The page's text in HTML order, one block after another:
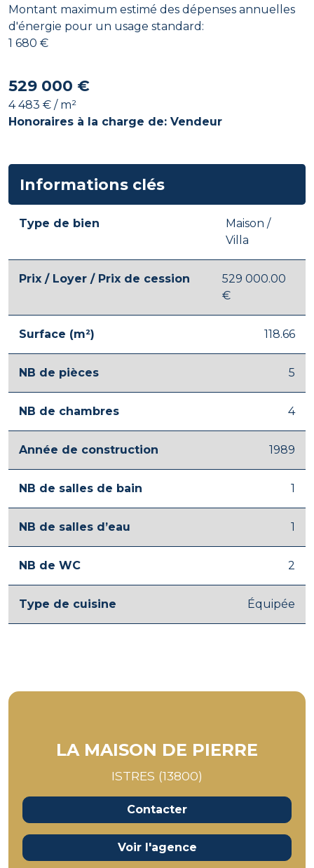
Montant maximum estimé des dépenses annuelles
d'énergie pour un usage standard:
1 680 €
529 000 €
4 483 € / m²
Honoraires à la charge de: Vendeur
Informations clés
Type de bien
Maison /
Villa
Prix / Loyer / Prix de cession
529 000.00
€
Surface (m²) 118.66
NB de pièces 5
NB de chambres 4
Année de construction 1989
NB de salles de bain 1
NB de salles d’eau 1
NB de WC 2
Type de cuisine Équipée
LA MAISON DE PIERRE
ISTRES (13800)
Contacter
Voir l'agence